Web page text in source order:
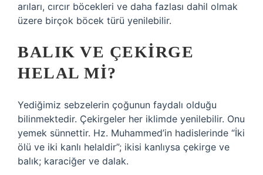
arıları, cırcır böcekleri ve daha fazlası dahil olmak
üzere birçok böcek türü yenilebilir.
BALIK VE ÇEKIRGE
HELAL MI?
Yediğimiz sebzelerin çoğunun faydalı olduğu
bilinmektedir. Çekirgeler her iklimde yenilebilir. Onu
yemek sünnettir. Hz. Muhammed’in hadislerinde “İki
ölü ve iki kanlı helaldir”; ikisi kanlıysa çekirge ve
balık; karaciğer ve dalak.